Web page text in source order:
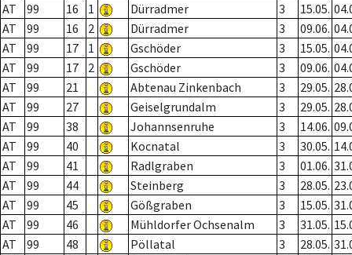
AT
99 16 1 Dürradmer 3 15.05.
AT
99 16 2 Dürradmer 3 09.06.
AT
99 17 1 Gschöder 3 15.05.
AT
99 17 2 Gschöder 3 09.06.
AT
99 21 Abtenau Zinkenbach 3 29.05.
AT
99 27 Geiselgrundalm 3 29.05.
AT
99 38 Johannsenruhe 3 14.06.
AT
99 40 Kocnatal 3 30.05.
AT
99 41 Radlgraben 3 01.06.
AT
99 44 Steinberg 3 28.05.
AT
99 45 Gößgraben 3 15.05.
AT
99 46 Mühldorfer Ochsenalm 3 31.05.
AT
99 48 Pöllatal 3 28.05.